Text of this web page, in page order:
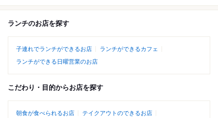
ランチのお店を探す
子連れでランチができるお店
ランチができるカフェ
ランチができる日曜営業のお店
こだわり・目的からお店を探す
朝食が食べられるお店
テイクアウトのできるお店